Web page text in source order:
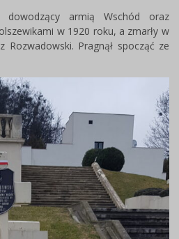
dowodzący armią Wschód oraz
w 1920 roku, a zmarły w
Rozwadowski. Pragnął spocząć ze